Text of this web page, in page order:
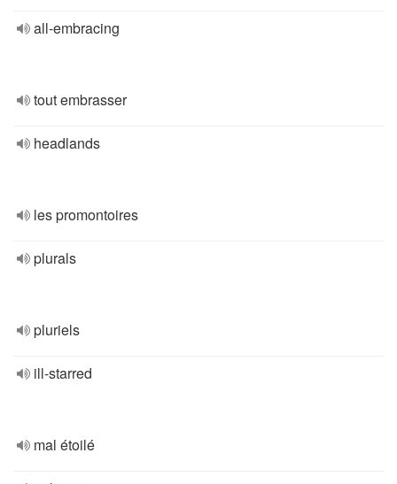
all-embracing
tout embrasser
headlands
les promontoires
plurals
pluriels
ill-starred
mal étoilé